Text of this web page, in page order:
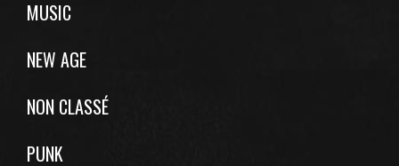
MUSIC
NEW AGE
NON CLASSÉ
PUNK